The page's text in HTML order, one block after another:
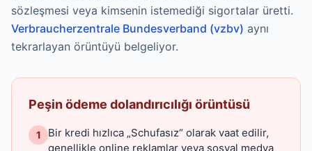
sözleşmesi veya kimsenin istemediği sigortalar üretti.
Verbraucherzentrale Bundesverband (vzbv) aynı
tekrarlayan örüntüyü belgeliyor.
Peşin ödeme dolandırıcılığı örüntüsü
1
Bir kredi hızlıca „Schufasız“ olarak vaat edilir,
genellikle online reklamlar veya sosyal medya